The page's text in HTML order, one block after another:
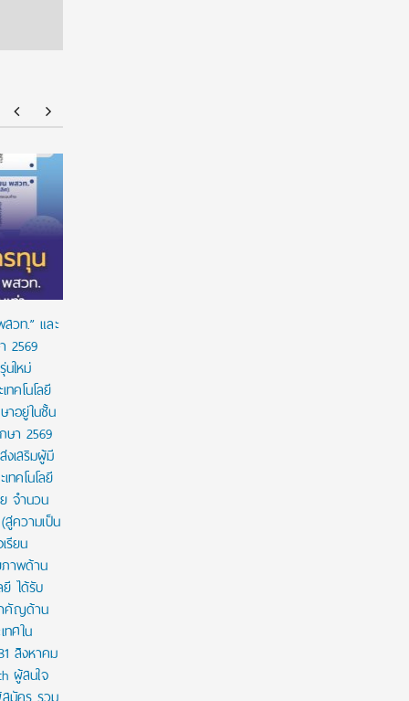
วท.” และ
2569
ใหม่
คโนโลยี
าอยู่ในชั้น
ษา 2569
เสริมผู้มี
ทคโนโลยี
จำนวน
ความเป็น
รียน
ภาพด้าน
ได้รับ
คัญด้าน
ศใน
สิงหาคม
ผู้สนใจ